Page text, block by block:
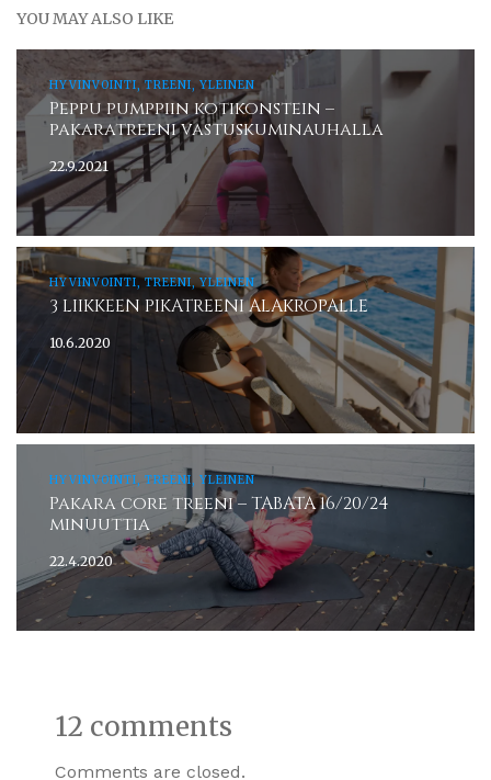
YOU MAY ALSO LIKE
HYVINVOINTI, TREENI, YLEINEN
Peppu pumppiin kotikonstein –
pakaratreeni vastuskuminauhalla
22.9.2021
HYVINVOINTI, TREENI, YLEINEN
3 LIIKKEEN PIKATREENI ALAKROPALLE
10.6.2020
HYVINVOINTI, TREENI, YLEINEN
Pakara core treeni – TABATA 16/20/24
minuuttia
22.4.2020
12 comments
Comments are closed.